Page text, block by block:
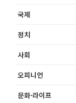
국제
정치
사회
오피니언
문화·라이프